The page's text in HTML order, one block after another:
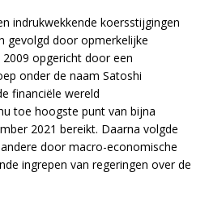
indrukwekkende koersstijgingen
gevolgd door opmerkelijke
opgericht door een
onder de naam Satoshi
financiële wereld
toe hoogste punt van bijna
2021 bereikt. Daarna volgde
door macro-economische
ingrepen van regeringen over de